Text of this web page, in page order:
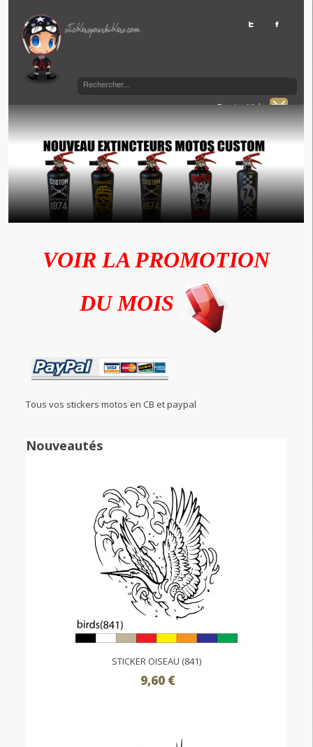
Panier Vide
VOIR LA PROMOTION
DU MOIS
Tous vos stickers motos en CB et paypal
Nouveautés
STICKER OISEAU (841)
9,60 €